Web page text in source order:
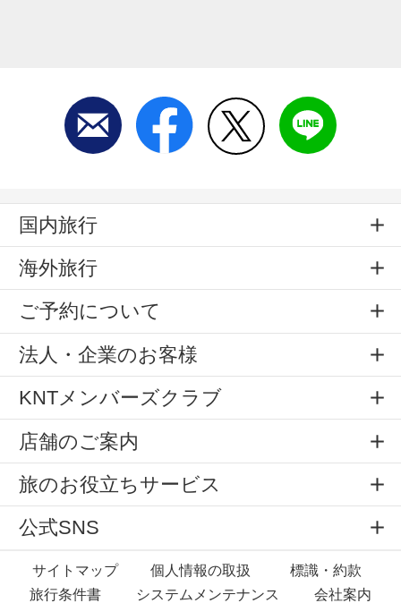
国内旅行
海外旅行
ご予約について
法人・企業のお客様
KNTメンバーズクラブ
店舗のご案内
旅のお役立ちサービス
公式SNS
サイトマップ 個人情報の取扱
標識・約款
旅行条件書
システムメンテナンス 会社案内